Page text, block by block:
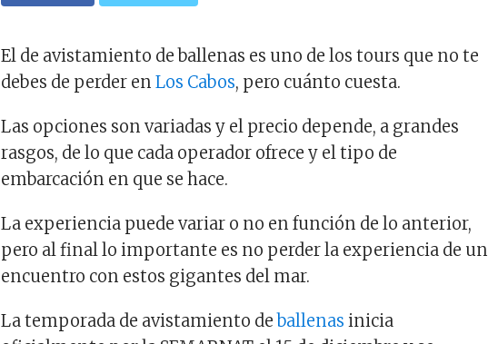
El de avistamiento de ballenas es uno de los tours que no te
debes de perder enLos Cabos, pero cuánto cuesta.
Las opciones son variadas y el precio depende, a grandes
rasgos, de lo que cada operador ofrece y el tipo de
embarcación en que se hace.
La experiencia puede variar o no en función de lo anterior,
pero al final lo importante es no perder la experiencia de un
encuentro con estos gigantes del mar.
La temporada de avistamiento deballenasinicia